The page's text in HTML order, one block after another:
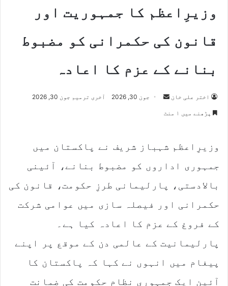
وزیرِاعظم کا جمہوریت اور
قانون کی حکمرانی کو مضبوط
بنانے کے عزم کا اعادہ
اختر علی خان
Send جون 30, 2026 آخری ترمیم جون 30, 2026
پڑھنے میں ۱ منٹ
وزیرِاعظم شہباز شریف نے پاکستان میں
جمہوری اداروں کو مضبوط بنانے، آئینی
بالادستی، پارلیمانی طرزِ حکومت، قانون کی
حکمرانی اور فیصلہ سازی میں عوامی شرکت
کے فروغ کے عزم کا اعادہ کیا ہے۔
پارلیمانیت کے عالمی دن کے موقع پر اپنے
پیغام میں انہوں نے کہا کہ پاکستان کا
آئین ایک جمہوری نظامِ حکومت کی ضمانت